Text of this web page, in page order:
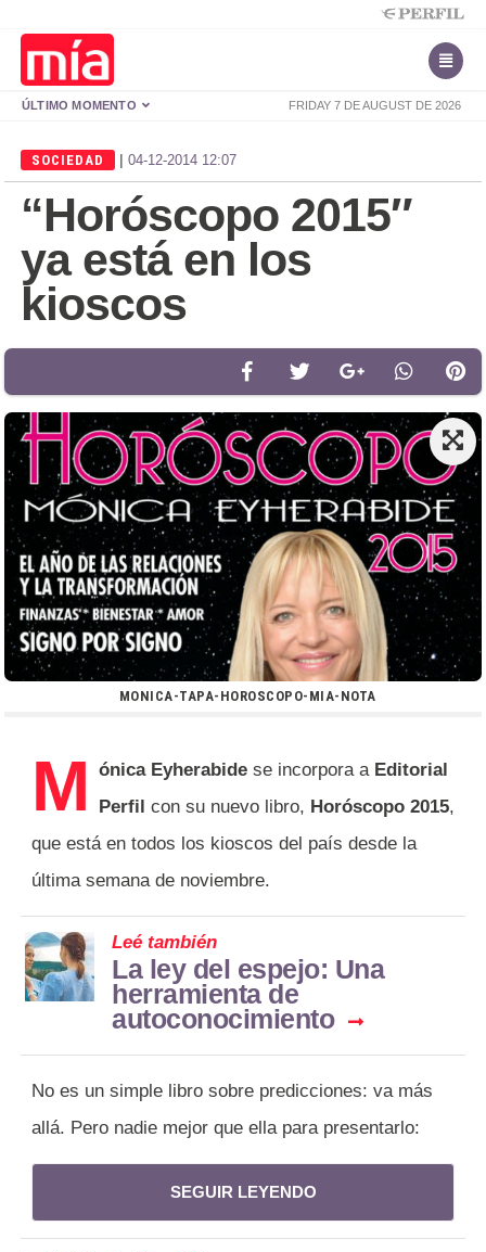
FRIDAY 7 DE AUGUST DE 2026
ÚLTIMO MOMENTO
SOCIEDAD | 04-12-2014 12:07
“Horóscopo 2015″
ya está en los
kioscos
MONICA-TAPA-HOROSCOPO-MIA-NOTA
M ónica Eyherabide se incorpora a Editorial
Perfil con su nuevo libro, Horóscopo 2015,
que está en todos los kioscos del país desde la
última semana de noviembre.
Leé también
La ley del espejo: Una
herramienta de
autoconocimiento
No es un simple libro sobre predicciones: va más
allá. Pero nadie mejor que ella para presentarlo:
SEGUIR LEYENDO